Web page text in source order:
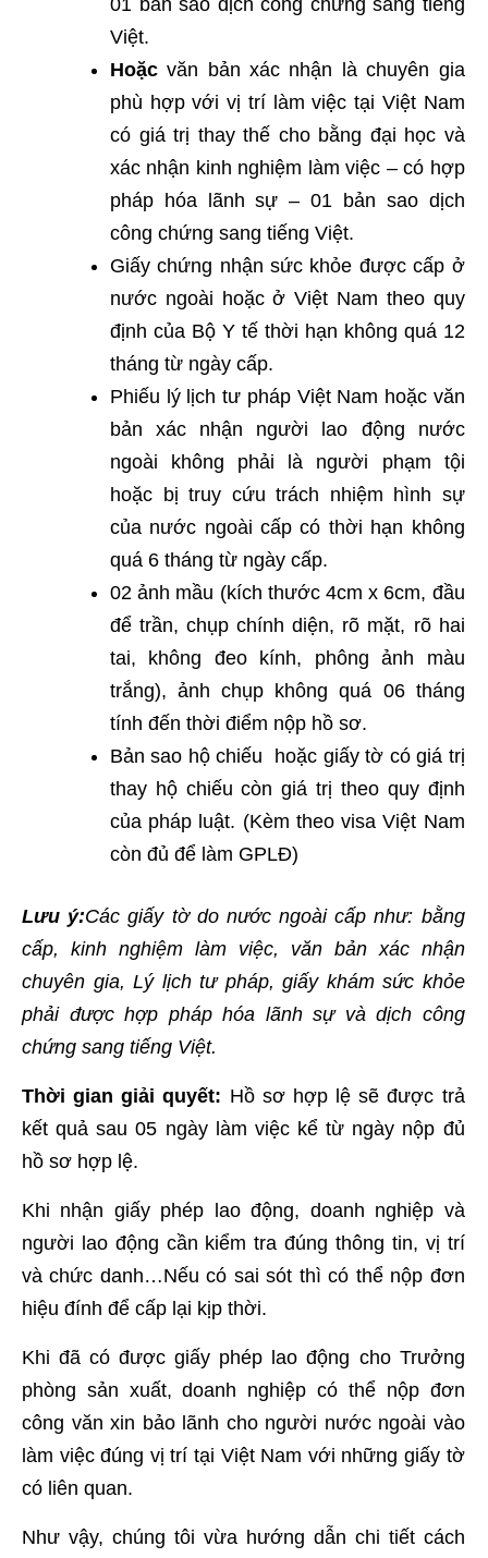
01 bản sao dịch công chứng sang tiếng
Việt.
Hoặc văn bản xác nhận là chuyên gia
phù hợp với vị trí làm việc tại Việt Nam
có giá trị thay thế cho bằng đại học và
xác nhận kinh nghiệm làm việc – có hợp
pháp hóa lãnh sự – 01 bản sao dịch
công chứng sang tiếng Việt.
Giấy chứng nhận sức khỏe được cấp ở
nước ngoài hoặc ở Việt Nam theo quy
định của Bộ Y tế thời hạn không quá 12
tháng từ ngày cấp.
Phiếu lý lịch tư pháp Việt Nam hoặc văn
bản xác nhận người lao động nước
ngoài không phải là người phạm tội
hoặc bị truy cứu trách nhiệm hình sự
của nước ngoài cấp có thời hạn không
quá 6 tháng từ ngày cấp.
02 ảnh mầu (kích thước 4cm x 6cm, đầu
để trần, chụp chính diện, rõ mặt, rõ hai
tai, không đeo kính, phông ảnh màu
trắng), ảnh chụp không quá 06 tháng
tính đến thời điểm nộp hồ sơ.
Bản sao hộ chiếu hoặc giấy tờ có giá trị
thay hộ chiếu còn giá trị theo quy định
của pháp luật. (Kèm theo visa Việt Nam
còn đủ để làm GPLĐ)
Lưu ý:Các giấy tờ do nước ngoài cấp như: bằng
cấp, kinh nghiệm làm việc, văn bản xác nhận
chuyên gia, Lý lịch tư pháp, giấy khám sức khỏe
phải được hợp pháp hóa lãnh sự và dịch công
chứng sang tiếng Việt.
Thời gian giải quyết: Hồ sơ hợp lệ sẽ được trả
kết quả sau 05 ngày làm việc kể từ ngày nộp đủ
hồ sơ hợp lệ.
Khi nhận giấy phép lao động, doanh nghiệp và
người lao động cần kiểm tra đúng thông tin, vị trí
và chức danh…Nếu có sai sót thì có thể nộp đơn
hiệu đính để cấp lại kịp thời.
Khi đã có được giấy phép lao động cho Trưởng
phòng sản xuất, doanh nghiệp có thể nộp đơn
công văn xin bảo lãnh cho người nước ngoài vào
làm việc đúng vị trí tại Việt Nam với những giấy tờ
có liên quan.
Như vậy, chúng tôi vừa hướng dẫn chi tiết cách